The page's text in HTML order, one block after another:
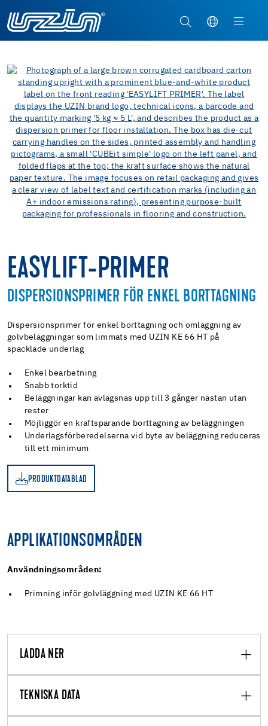
EASYLIFT-PRIMER
DISPERSIONSPRIMER FÖR ENKEL BORTTAGNING
Dispersionsprimer för enkel borttagning och omläggning av
golvbeläggningar som limmats med UZIN KE 66 HT på
spacklade underlag
Enkel bearbetning
Snabb torktid
Beläggningar kan avlägsnas upp till 3 gånger nästan utan
rester
Möjliggör en kraftsparande borttagning av beläggningen
Underlagsförberedelserna vid byte av beläggning reduceras
till ett minimum
PRODUKTDATABLAD
APPLIKATIONSOMRÅDEN
Användningsområden:
Primning inför golvläggning med UZIN KE 66 HT
LADDA NER
TEKNISKA DATA